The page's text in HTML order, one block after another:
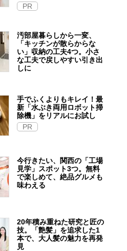
PR
汚部屋暮らしから一変、
「キッチンが散らからな
い」収納の工夫4つ。小さ
な工夫で戻しやすい引き出
しに
手でふくよりもキレイ！最
新「水ぶき両用ロボット掃
除機」をリアルにお試し
PR
今行きたい、関西の「工場
見学」スポット3つ。無料
で楽しめて、絶品グルメも
味わえる
20年積み重ねた研究と匠の
技。「艶髪」を追求した1
本で、大人髪の魅力を再発
見